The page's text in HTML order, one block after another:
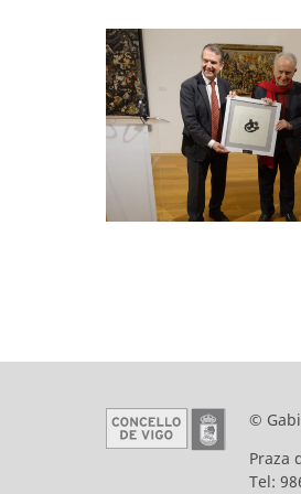
©
Praza
Tel: